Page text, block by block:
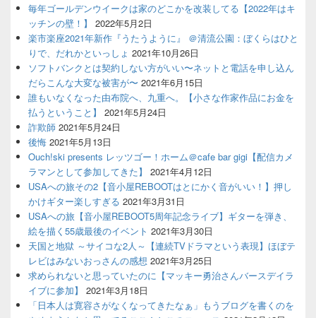
毎年ゴールデンウイークは家のどこかを改装してる【2022年はキ
ッチンの壁！】
2022年5月2日
楽市楽座2021年新作『うたうように』 ＠清流公園：ぼくらはひと
りで、だれかといっしょ 2021年10月26日
ソフトバンクとは契約しない方がいい〜ネットと電話を申し込ん
だらこんな大変な被害が〜 2021年6月15日
誰もいなくなった由布院へ、九重へ。【小さな作家作品にお金を
払うということ】
2021年5月24日
詐欺師 2021年5月24日
後悔 2021年5月13日
Ouch!ski presents レッツゴー！ホーム＠cafe bar gigi【配信カメ
ラマンとして参加してきた】
2021年4月12日
USAへの旅その2【音小屋REBOOTはとにかく音がいい！】押し
かけギター楽しすぎる 2021年3月31日
USAへの旅【音小屋REBOOT5周年記念ライブ】ギターを弾き、
絵を描く55歳最後のイベント 2021年3月30日
天国と地獄 ～サイコな2人～【連続TVドラマという表現】ほぼテ
レビはみないおっさんの感想 2021年3月25日
求められないと思っていたのに【マッキー勇治さんバースデイラ
イブに参加】
2021年3月18日
「日本人は寛容さがなくなってきたなぁ」もうブログを書くのを